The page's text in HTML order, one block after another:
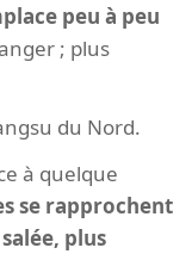
peu à peu
; plus
du Nord.
à quelque
se rapprochent
plus